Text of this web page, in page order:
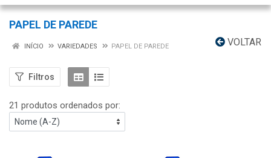
PAPEL DE PAREDE
VOLTAR
INÍCIO VARIEDADES PAPEL DE PAREDE
Filtros
21 produtos ordenados por: